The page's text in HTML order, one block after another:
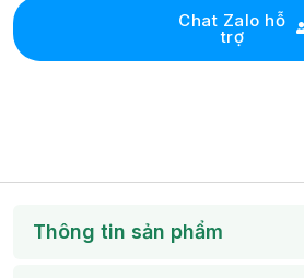
Chat Zalo hỗ
trợ
Thông tin sản phẩm